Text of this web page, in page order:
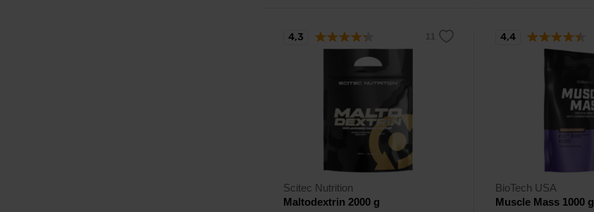
Scitec Nutrition
Maltodextrin 2000 g
4,3
BioTech USA
Muscle Mass 1000 g
4,4